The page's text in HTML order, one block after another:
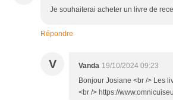
Je souhaiterai acheter un livre de
Répondre
V Vanda 19/10/2024 09:23
Bonjour Josiane <br /> Les
<br /> https://